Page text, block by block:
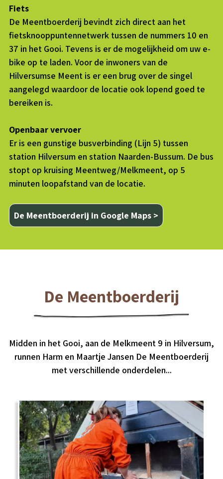
Fiets
De Meentboerderij bevindt zich direct aan het
fietsknooppuntennetwerk tussen de nummers 10 en
37 in het Gooi. Tevens is er de mogelijkheid om uw e-
bike op te laden. Voor de inwoners van de
Hilversumse Meent is er een brug over de singel
aangelegd waardoor de locatie ook lopend goed te
bereiken is.
Openbaar vervoer
Er is een gunstige busverbinding (Lijn 5) tussen
station Hilversum en station Naarden-Bussum. De bus
stopt op kruising Meentweg/Melkmeent, op 5
minuten loopafstand van de locatie.
De Meentboerderij in Google Maps >
De Meentboerderij
Midden in het Gooi, aan de Melkmeent 9 in Hilversum,
runnen Harm en Maartje Jansen De Meentboerderij
met verschillende onderdelen...